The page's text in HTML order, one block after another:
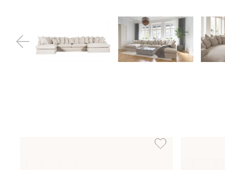
Lägg till i önskelista: